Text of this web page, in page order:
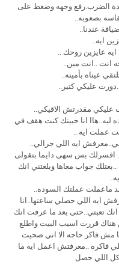
الضرب.رفع وجهه وضغط على
بصعوبه..
عندنا..
ايه..
عايزين روحك ..
انت ..انت مين..
عيناه بأمينه..
عليكي كتير..
عليكي مقدرتش الاقيكي..
ليه..هاا انا حبيتك كنت هقف في
عملت ايه ..
ايه اللي جرالي..
افسرلك بس سهى دايما بتقولى
جواب معاها وبلغتني انك
ماعملت عملتك السوده..
ايه اللي حصلي ساعتها..انا
تعبتي..حتى بعد ما عرفت انك
قررت اسيب البيت واطلع
مش فاكر حاجه الا اني صحيت
فاكره ..معرفتش اعمل ايه ما
كل اللي حصل